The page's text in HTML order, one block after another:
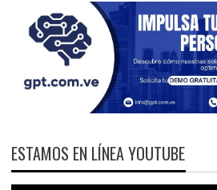
ESTAMOS EN LÍNEA YOUTUBE